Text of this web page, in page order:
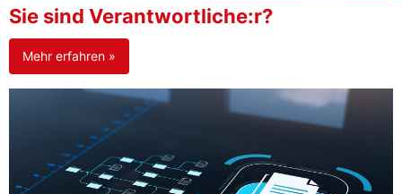
Sie sind Verantwortliche:r?
Mehr erfahren »